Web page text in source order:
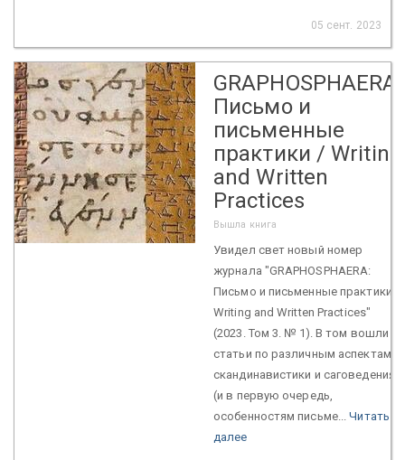
05 сент. 2023
GRAPHOSPHAERA:
Письмо и
письменные
практики / Writing
and Written
Practices
Вышла книга
Увидел свет новый номер
журнала "GRAPHOSPHAERA:
Письмо и письменные практики /
Writing and Written Practices"
(2023. Том 3. № 1). В том вошли
статьи по различным аспектам
скандинавистики и саговедения
(и в первую очередь,
особенностям письме...Читать
далее